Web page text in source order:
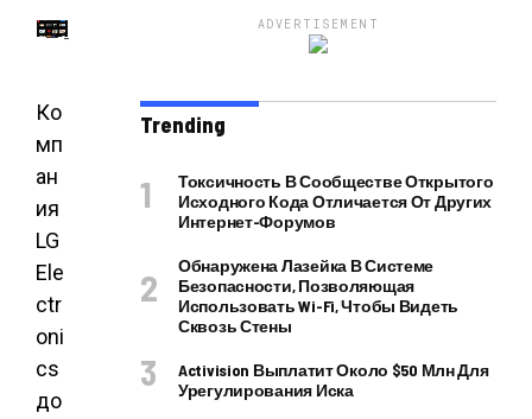
Ко
мп
ан
ия
LG
Ele
ctr
oni
cs
до
ADVERTISEMENT
Trending
Токсичность В Сообществе Открытого
Исходного Кода Отличается От Других
Интернет-Форумов
Обнаружена Лазейка В Системе
Безопасности, Позволяющая
Использовать Wi-Fi, Чтобы Видеть
Сквозь Стены
Activision Выплатит Около $50 Млн Для
Урегулирования Иска